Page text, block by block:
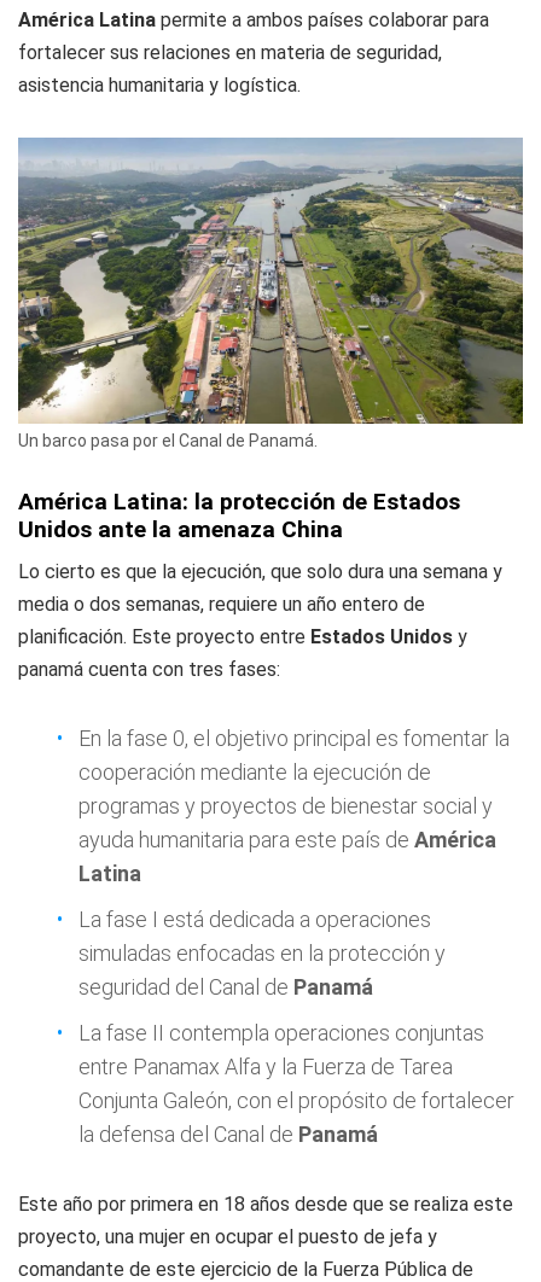
América Latina permite a ambos países colaborar para
fortalecer sus relaciones en materia de seguridad,
asistencia humanitaria y logística.
Un barco pasa por el Canal de Panamá.
América Latina: la protección de Estados
Unidos ante la amenaza China
Lo cierto es que la ejecución, que solo dura una semana y
media o dos semanas, requiere un año entero de
planificación. Este proyecto entre Estados Unidos y
panamá cuenta con tres fases:
En la fase 0, el objetivo principal es fomentar la
cooperación mediante la ejecución de
programas y proyectos de bienestar social y
ayuda humanitaria para este país de América
Latina
La fase I está dedicada a operaciones
simuladas enfocadas en la protección y
seguridad del Canal de Panamá
La fase II contempla operaciones conjuntas
entre Panamax Alfa y la Fuerza de Tarea
Conjunta Galeón, con el propósito de fortalecer
la defensa del Canal de Panamá
Este año por primera en 18 años desde que se realiza este
proyecto, una mujer en ocupar el puesto de jefa y
comandante de este ejercicio de la Fuerza Pública de